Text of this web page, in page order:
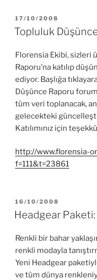
YAYIM
TARIHI
17/10/2008
Topluluk
Florensia Ekibi, sizleri
Raporu’na katılıp
ediyor. Başlığa
Düşünce Raporu
tüm veri toplanacak,
gelecekteki
Katılımınız için
http://www.florensia-
f=111&t=23861
YAYIM
TARIHI
16/10/2008
Headgear
Renkli bir bahar
renkli modayla
Yeni Headgear
ve tüm dünya